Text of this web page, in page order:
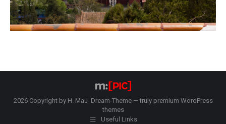
2026 Copyright by H. Mau Dream-Theme — truly premium WordPress
themes
Useful Links